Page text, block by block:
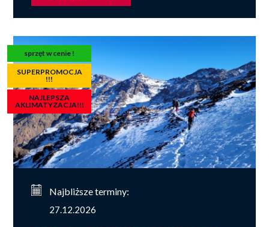
sprzęt w cenie !
SUPERPROMOCJA
!!!
NAJLEPSZA
AKLIMATYZACJA!!!
Najbliższe terminy:
27.12.2026